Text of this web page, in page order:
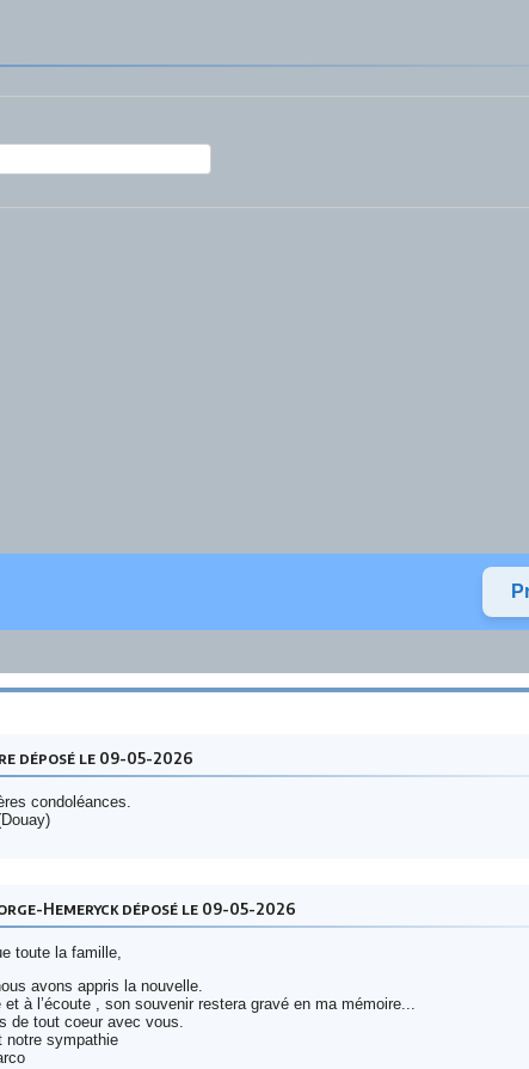
déposé le 09-05-2026
condoléances.
Hemeryck déposé le 09-05-2026
toute la famille,
avons appris la nouvelle.
à l’écoute , son souvenir restera gravé en ma mémoire...
de tout coeur avec vous.
notre sympathie